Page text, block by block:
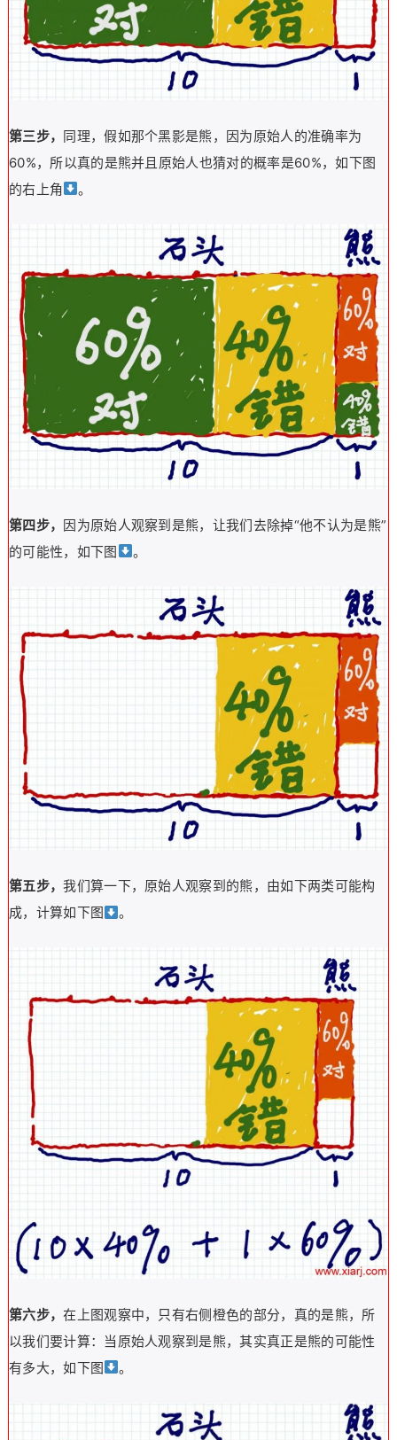
第三步， 同理，假如那个黑影是熊，因为原始人的准确率为
60%，所以真的是熊并且原始人也猜对的概率是60%，如下图
的右上角
。
第四步， 因为原始人观察到是熊，让我们去除掉“他不认为是熊”
的可能性，如下图
。
第五步，我们算一下，原始人观察到的熊，由如下两类可能构
成，计算如下图
。
第六步，在上图观察中，只有右侧橙色的部分，真的是熊，所
以我们要计算：当原始人观察到是熊，其实真正是熊的可能性
有多大，如下图
。